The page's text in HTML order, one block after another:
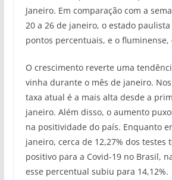
Janeiro. Em comparação com a
20 a 26 de janeiro, o estado
pontos percentuais, e o fluminense,
O crescimento reverte uma
vinha durante o mês de janeiro.
taxa atual é a mais alta desde a
janeiro. Além disso, o aumento
na positividade do país. Enquanto
janeiro, cerca de 12,27% dos testes
positivo para a Covid-19 no Brasil,
esse percentual subiu para 14,12%.